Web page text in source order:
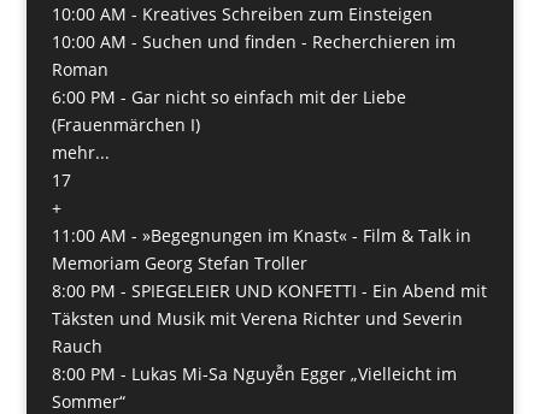
10:00 AM - Kreatives Schreiben zum Einsteigen
10:00 AM - Suchen und finden - Recherchieren im
Roman
6:00 PM - Gar nicht so einfach mit der Liebe
(Frauenmärchen I)
mehr...
17
+
11:00 AM - »Begegnungen im Knast« - Film & Talk in
Memoriam Georg Stefan Troller
8:00 PM - SPIEGELEIER UND KONFETTI - Ein Abend mit
Täksten und Musik mit Verena Richter und Severin
Rauch
8:00 PM - Lukas Mi-Sa Nguyễn Egger „Vielleicht im
Sommer“